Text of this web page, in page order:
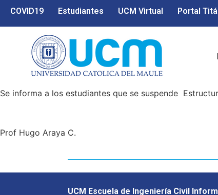
COVID19 Estudiantes UCM Virtual Portal
Se informa a los estudiantes que se suspende
Prof Hugo Araya C.
UCM Escuela de Ingeniería Civil